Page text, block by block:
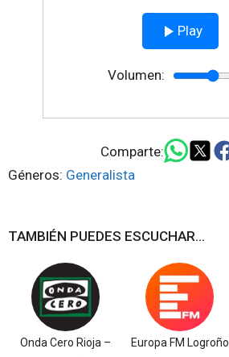
Play
Volumen:
Comparte:
Géneros: Generalista
TAMBIÉN PUEDES ESCUCHAR...
Onda Cero Rioja –
Europa FM Logroño